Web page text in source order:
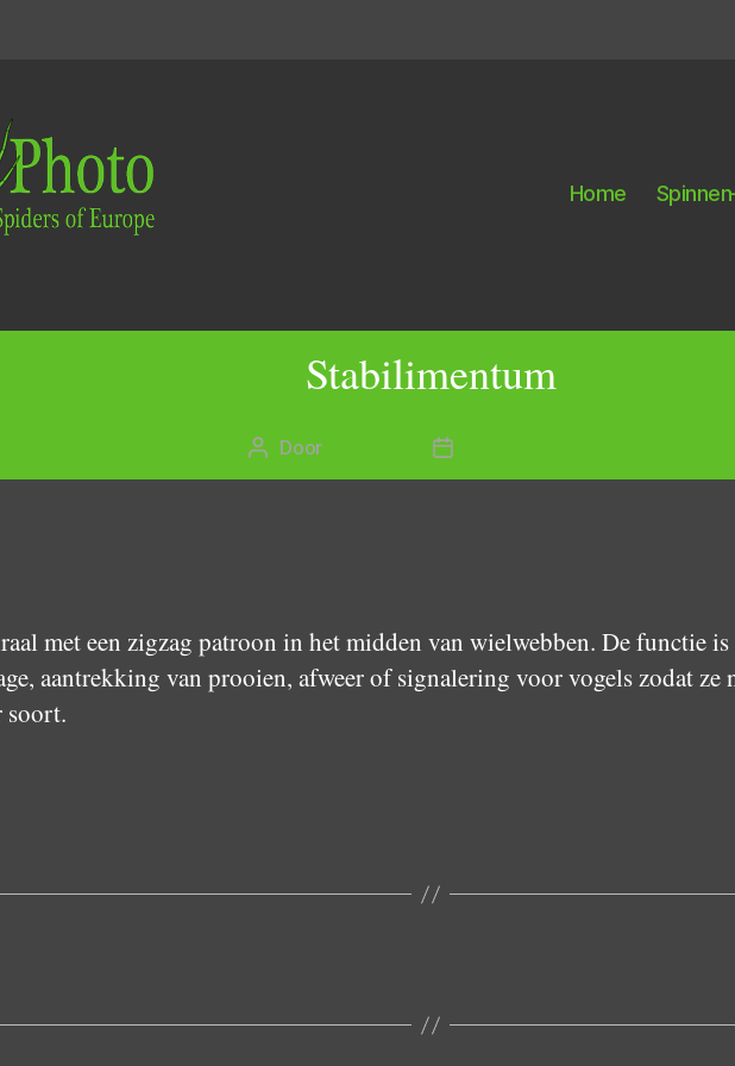
Home
Stabilimentum
Berichtauteur
Door Berichtdatum
met een zigzag patroon in het midden van wielwebben. De functie
aantrekking van prooien, afweer of signalering voor vogels zodat ze
soort.